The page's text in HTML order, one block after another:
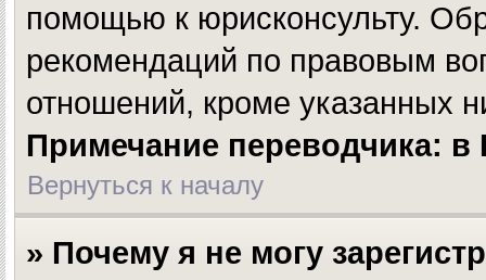
помощью к юрисконсульту.
рекомендаций по правовым
отношений, кроме указанных
Примечание переводчика:
Вернуться к началу
» Почему я не могу